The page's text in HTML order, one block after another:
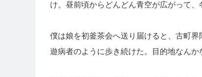
け。昼前頃からどんどん青空が広がって、
僕は娘を初釜茶会へ送り届けると、古町
遊病者のように歩き続けた。目的地なんか